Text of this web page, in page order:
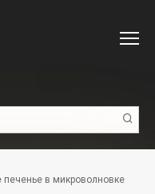
печенье в микроволновке